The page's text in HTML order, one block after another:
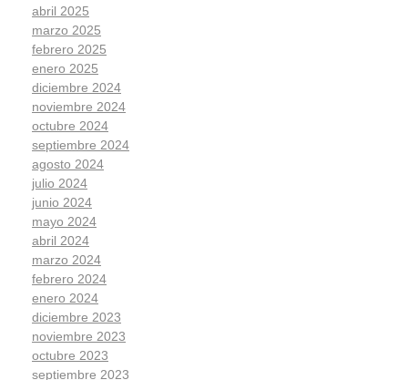
abril 2025
marzo 2025
febrero 2025
enero 2025
diciembre 2024
noviembre 2024
octubre 2024
septiembre 2024
agosto 2024
julio 2024
junio 2024
mayo 2024
abril 2024
marzo 2024
febrero 2024
enero 2024
diciembre 2023
noviembre 2023
octubre 2023
septiembre 2023